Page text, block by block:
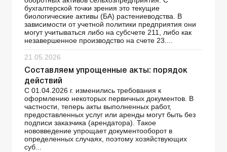
бухгалтерской точки зрения это текущие
биологические активы (БА) растениеводства. В
зависимости от учетной политики предприятия они
могут учитываться либо на субсчете 211, либо как
незавершенное производство на счете 23....
21.05.2026
Составляем упрощенные акты: порядок
действий
С 01.04.2026 г. изменились требования к
оформлению некоторых первичных документов. В
частности, теперь акты выполненных работ,
предоставленных услуг или аренды могут быть без
подписи заказчика (арендатора). Такое
нововведение упрощает документооборот в
определенных случаях, поэтому хозяйствующих
суб...